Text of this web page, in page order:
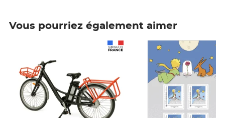
Vous pourriez également aimer
Prix 7,50€